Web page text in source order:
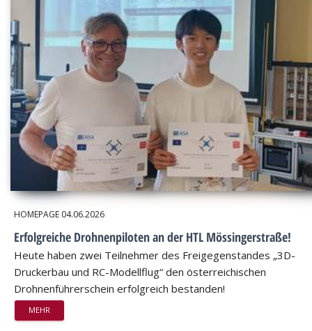
HOMEPAGE 04.06.2026
Erfolgreiche Drohnenpiloten an der HTL Mössingerstraße!
Heute haben zwei Teilnehmer des Freigegenstandes „3D-
Druckerbau und RC-Modellflug“ den österreichischen
Drohnenführerschein erfolgreich bestanden!
MEHR